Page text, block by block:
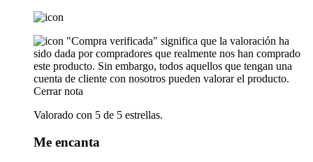
"Compra verificada" significa que la valoración ha
sido dada por compradores que realmente nos han comprado
este producto. Sin embargo, todos aquellos que tengan una
cuenta de cliente con nosotros pueden valorar el producto.
Cerrar nota
Valorado con 5 de 5 estrellas.
Me encanta